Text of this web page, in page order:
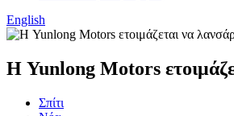
English
Η Yunlong Motors
Σπίτι